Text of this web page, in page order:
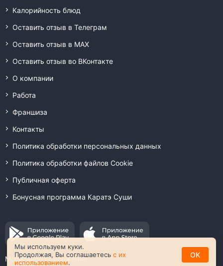
Калорийность блюд
Оставить отзыв в Телеграм
Оставить отзыв в MAX
Оставить отзыв во ВКонтакте
О компании
Работа
Франшиза
Контакты
Политика обработки персональных данных
Политика обработки файлов Cookie
Публичная оферта
Бонусная программа Каратэ Суши
Мобильное приложение
Мы используем куки.
Продолжая, Вы соглашаетесь с их
использованием.
OK